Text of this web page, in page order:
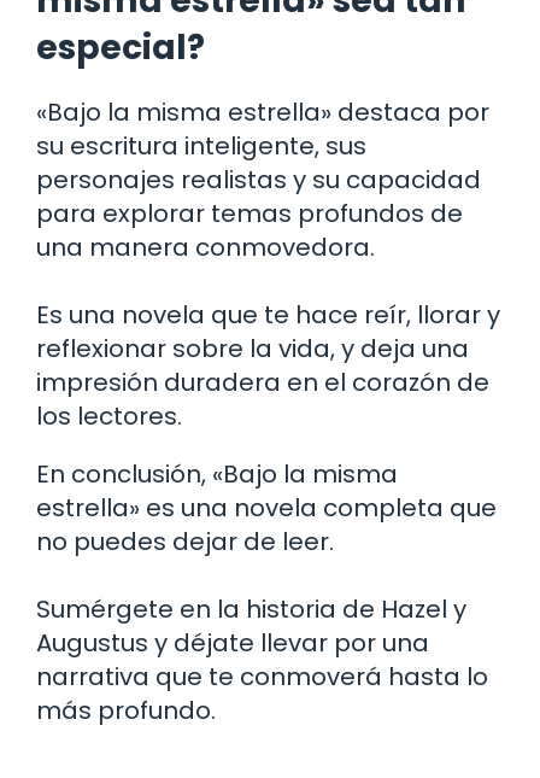
especial?
«Bajo la misma estrella» destaca por
su escritura inteligente, sus
personajes realistas y su capacidad
para explorar temas profundos de
una manera conmovedora.
Es una novela que te hace reír, llorar y
reflexionar sobre la vida, y deja una
impresión duradera en el corazón de
los lectores.
En conclusión, «Bajo la misma
estrella» es una novela completa que
no puedes dejar de leer.
Sumérgete en la historia de Hazel y
Augustus y déjate llevar por una
narrativa que te conmoverá hasta lo
más profundo.